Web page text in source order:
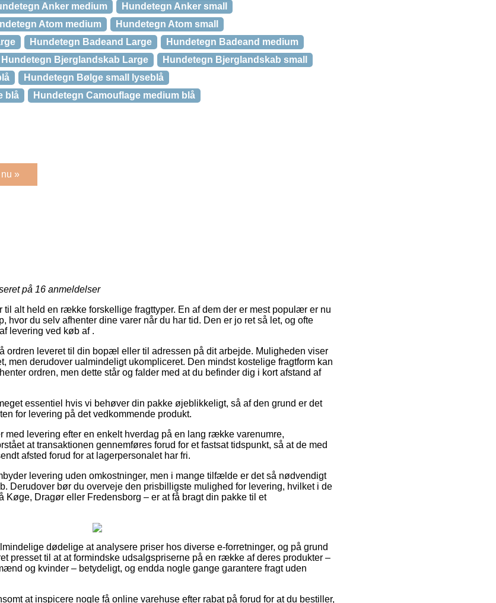
Anker medium
Hundetegn Anker small
Atom medium
Hundetegn Atom small
Hundetegn Badeand Large
Hundetegn Badeand medium
Hundetegn Bjerglandskab Large
Hundetegn Bjerglandskab small
Hundetegn Bølge small lyseblå
blå
Hundetegn Camouflage medium blå
»
på 16 anmeldelser
alt held en række forskellige fragttyper. En af dem der er mest populær er nu
hvor du selv afhenter dine varer når du har tid. Den er jo ret så let, og ofte
levering ved køb af .
ordren leveret til din bopæl eller til adressen på dit arbejde. Muligheden viser
men derudover ualmindeligt ukompliceret. Den mindst kostelige fragtform kan
ordren, men dette står og falder med at du befinder dig i kort afstand af
essentiel hvis vi behøver din pakke øjeblikkeligt, så af den grund er det
for levering på det vedkommende produkt.
med levering efter en enkelt hverdag på en lang række varenumre,
at transaktionen gennemføres forud for et fastsat tidspunkt, så at de med
afsted forud for at lagerpersonalet har fri.
levering uden omkostninger, men i mange tilfælde er det så nødvendigt
Derudover bør du overveje den prisbilligste mulighed for levering, hvilket i de
Dragør eller Fredensborg – er at få bragt din pakke til et
dødelige at analysere priser hos diverse e-forretninger, og på grund
presset til at at formindske udsalgspriserne på en række af deres produkter –
og kvinder – betydeligt, og endda nogle gange garantere fragt uden
at inspicere nogle få online varehuse efter rabat på forud for at du bestiller,